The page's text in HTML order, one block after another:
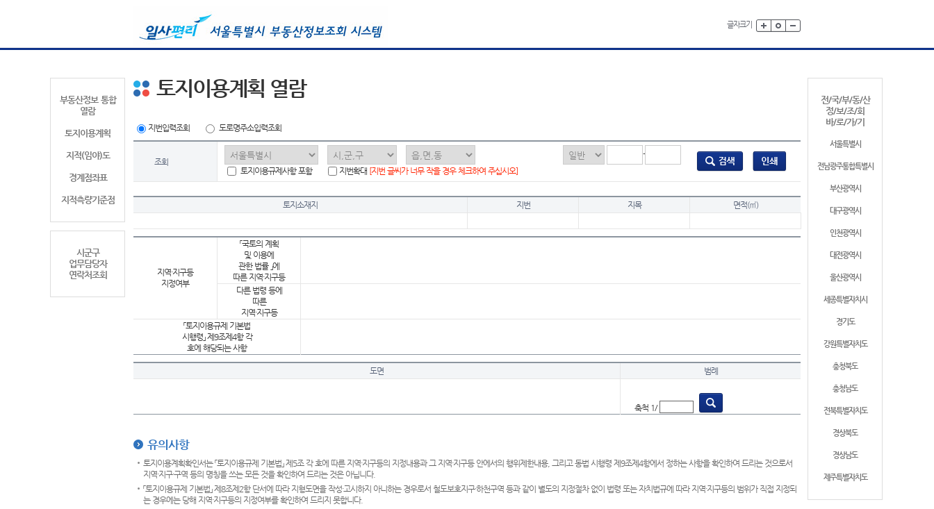
글자크기
부동산정보 통합
열람
토지이용계획
지적(임야)도
경계점좌표
지적측량기준점
시군구
업무담당자
연락처조회
전/국/부/동/산
정/보/조/회
바/로/가/기
서울특별시
전남광주통합특별시
부산광역시
대구광역시
인천광역시
대전광역시
울산광역시
세종특별자치시
경기도
강원특별자치도
충청북도
충청남도
전북특별자치도
경상북도
경상남도
제주특별자치도
토지이용계획 열람
지번입력조회 도로명주소입력조회
조회
-
토지이용규제사항 포함
지번확대 [지번 글씨가 너무 작을 경우 체크하여 주십시오]
토지소재지 지번 지목 면적(㎡)
지역·지구등
지정여부
「국토의 계획
및 이용에
관한 법률 」에
따른 지역·지구등
다른 법령 등에
따른
지역·지구등
「토지이용규제 기본법
시행령」 제9조제4항 각
호에 해당되는 사항
도면 범례
축척 1/
유의사항
토지이용계획확인서는 「토지이용규제 기본법」 제5조 각 호에 따른 지역·지구등의 지정내용과 그 지역·지구등 안에서의 행위제한내용, 그리고 동법 시행령 제9조제4항에서 정하는 사항을 확인하여 드리는 것으로서
지역·지구·구역 등의 명칭을 쓰는 모든 것을 확인하여 드리는 것은 아닙니다.
「토지이용규제 기본법」 제8조제2항 단서에 따라 지형도면을 작성·고시하지 아니하는 경우로서 철도보호지구·하천구역 등과 같이 별도의 지정절차 없이 법령 또는 자치법규에 따라 지역·지구등의 범위가 직접 지정되
는 경우에는 당해 지역·지구등의 지정여부를 확인하여 드리지 못합니다.